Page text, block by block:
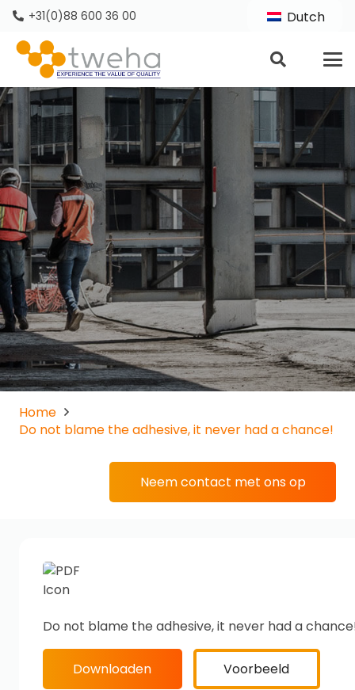
+31(0)88 600 36 00 Dutch
Home
Do not blame the adhesive, it never had a chance!
Neem contact met ons op
Do not blame the adhesive, it never had a
Downloaden Voorbeeld